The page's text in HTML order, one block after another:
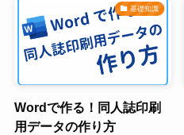
基礎知識
Wordで作る！同人誌印刷
用データの作り方